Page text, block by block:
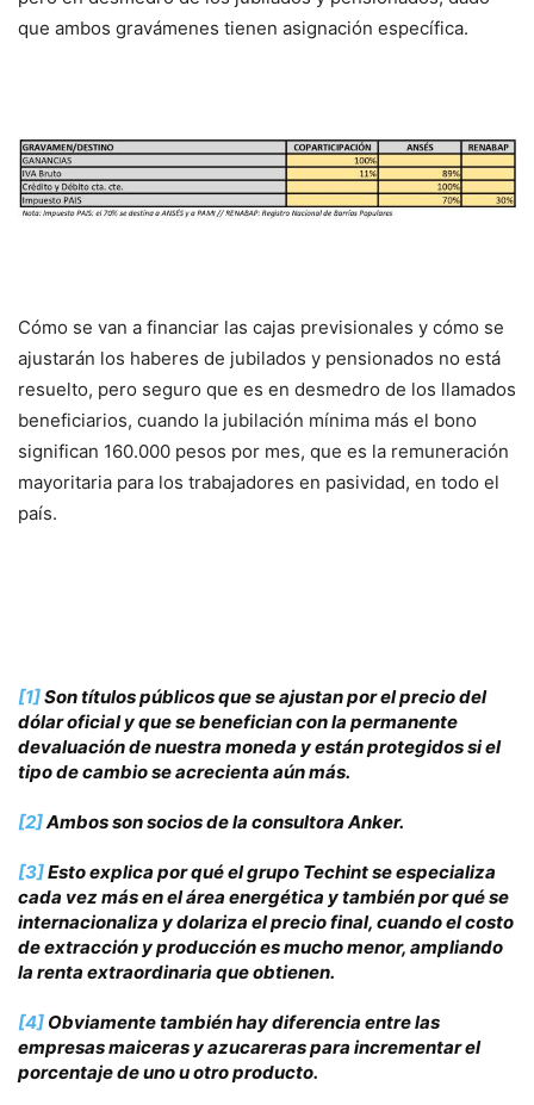
que ambos gravámenes tienen asignación específica.
Cómo se van a financiar las cajas previsionales y cómo se
ajustarán los haberes de jubilados y pensionados no está
resuelto, pero seguro que es en desmedro de los llamados
beneficiarios, cuando la jubilación mínima más el bono
significan 160.000 pesos por mes, que es la remuneración
mayoritaria para los trabajadores en pasividad, en todo el
país.
[1]Son títulos públicos que se ajustan por el precio del
dólar oficial y que se benefician con la permanente
devaluación de nuestra moneda y están protegidos si el
tipo de cambio se acrecienta aún más.
[2]Ambos son socios de la consultora Anker.
[3]Esto explica por qué el grupo Techint se especializa
cada vez más en el área energética y también por qué se
internacionaliza y dolariza el precio final, cuando el costo
de extracción y producción es mucho menor, ampliando
la renta extraordinaria que obtienen.
[4] Obviamente también hay diferencia entre las
empresas maiceras y azucareras para incrementar el
porcentaje de uno u otro producto.